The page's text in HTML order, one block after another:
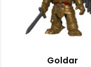
Goldar